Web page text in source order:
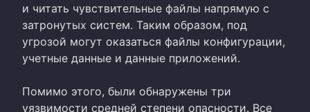
и читать чувствительные файлы напрямую с
затронутых систем. Таким образом, под
угрозой могут оказаться файлы конфигурации,
учетные данные и данные приложений.
Помимо этого, были обнаружены три
уязвимости средней степени опасности. Все